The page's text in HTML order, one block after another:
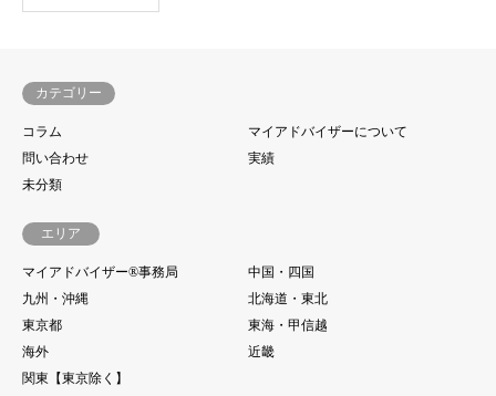
カテゴリー
コラム
マイアドバイザーについて
問い合わせ
実績
未分類
エリア
マイアドバイザー®事務局
中国・四国
九州・沖縄
北海道・東北
東京都
東海・甲信越
海外
近畿
関東【東京除く】